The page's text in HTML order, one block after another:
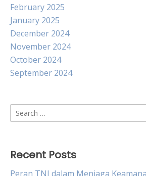
February 2025
January 2025
December 2024
November 2024
October 2024
September 2024
Search
for:
Recent Posts
Peran TNI dalam Menjaga